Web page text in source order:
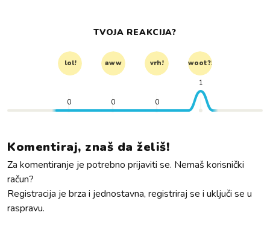
TVOJA REAKCIJA?
lol! aww vrh! woot?!
0 0 0
1
Komentiraj, znaš da želiš!
Za komentiranje je potrebno prijaviti se. Nemaš korisnički
račun?
Registracija je brza i jednostavna, registriraj se i uključi se u
raspravu.